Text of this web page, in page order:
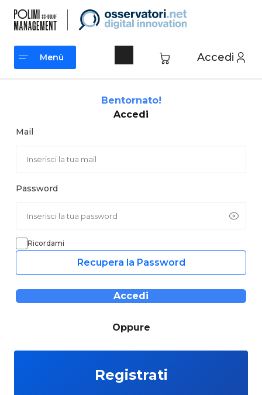
contenuto
Accedi
Menù
Bentornato!
Accedi
Mail
Password
Ricordami
Recupera la Password
Accedi
Oppure
Registrati